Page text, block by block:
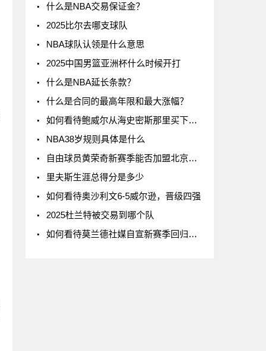
什么是NBA交易保证金？
2025比尔去哪支球队
NBA球队认领是什么意思
2025中国男篮亚洲杯什么时候开打
什么是NBA延长条款？
什么是合同的最高年限和最大涨幅？
如何看待鲍威尔从海史密斯那里买下了24号球衣
NBA38岁规则具体是什么
自由球员黄荣奇新赛季能否加盟北京男篮?
里夫斯生涯总得分是多少
如何看待奥沙利文6-5威尔逊，晋级四强
2025杜兰特被交易到哪个队
如何看待莫兰德社媒自宣新赛季回归辽宁男篮